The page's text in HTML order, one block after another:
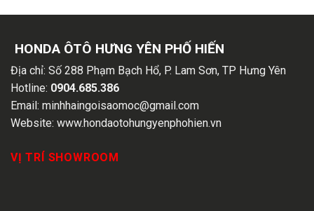
HONDA ÔTÔ HƯNG YÊN PHỐ HIẾN
Địa chỉ: Số 288 Phạm Bạch Hổ, P. Lam Sơn, TP Hưng Yên
Hotline: 0904.685.386
Email: minhhaingoisaomoc@gmail.com
Website: www.hondaotohungyenphohien.vn
VỊ TRÍ SHOWROOM